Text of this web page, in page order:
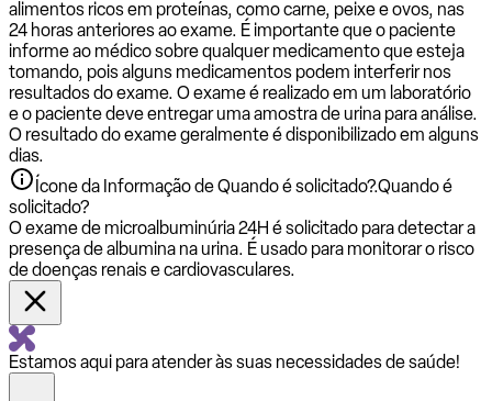
alimentos ricos em proteínas, como carne, peixe e ovos, nas
24 horas anteriores ao exame. É importante que o paciente
informe ao médico sobre qualquer medicamento que esteja
tomando, pois alguns medicamentos podem interferir nos
resultados do exame. O exame é realizado em um laboratório
e o paciente deve entregar uma amostra de urina para análise.
O resultado do exame geralmente é disponibilizado em alguns
dias.
Ícone da Informação de Quando é solicitado?.Quando é
solicitado?
O exame de microalbuminúria 24H é solicitado para detectar a
presença de albumina na urina. É usado para monitorar o risco
de doenças renais e cardiovasculares.
Estamos aqui para atender às suas necessidades de saúde!